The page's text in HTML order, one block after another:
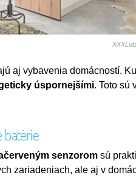
aj vybavenia domácností.
úspornejšími. Toto sú
batérie
senzorom sú
zariadeniach, ale aj v